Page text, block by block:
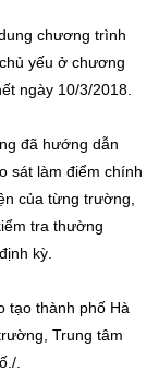
chương trình
yếu ở chương
ngày 10/3/2018.
đã hướng dẫn
sát làm điểm chính
của từng trường,
tra thường
kỳ.
tạo thành phố Hà
Trung tâm
.